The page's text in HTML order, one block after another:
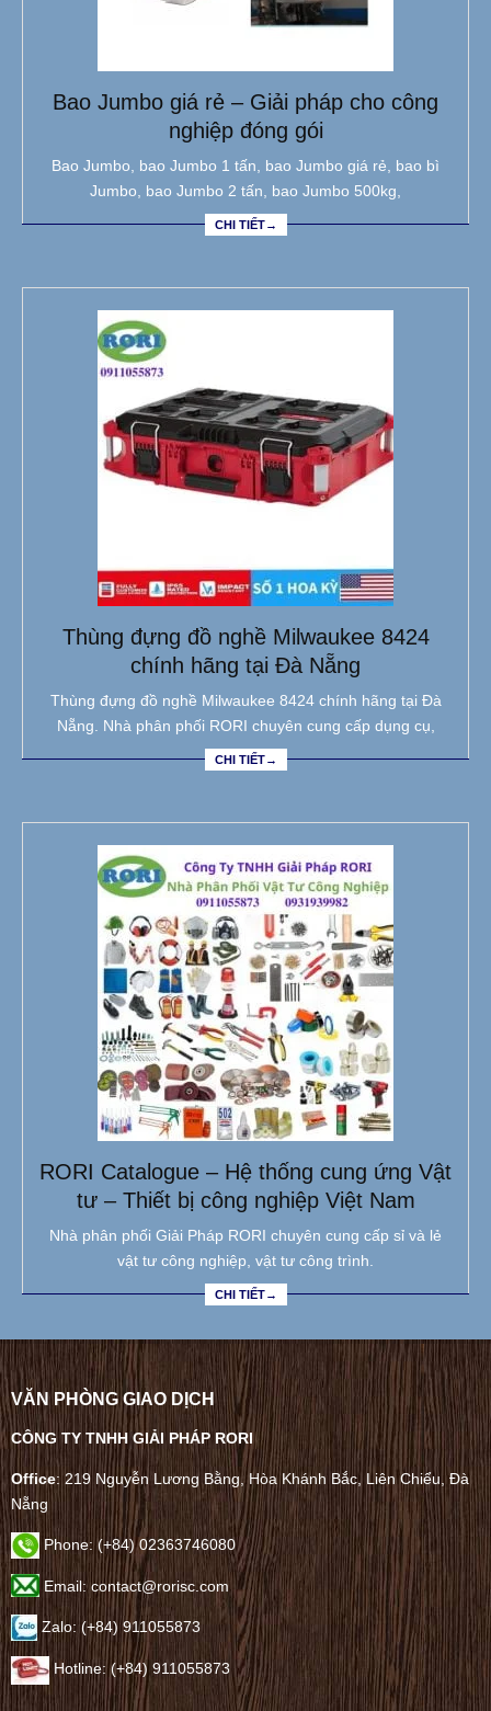
Bao Jumbo giá rẻ – Giải pháp cho công
nghiệp đóng gói
Bao Jumbo, bao Jumbo 1 tấn, bao Jumbo giá rẻ, bao bì
Jumbo, bao Jumbo 2 tấn, bao Jumbo 500kg,
CHI TIẾT→
Thùng đựng đồ nghề Milwaukee 8424
chính hãng tại Đà Nẵng
Thùng đựng đồ nghề Milwaukee 8424 chính hãng tại Đà
Nẵng. Nhà phân phối RORI chuyên cung cấp dụng cụ,
CHI TIẾT→
RORI Catalogue – Hệ thống cung ứng Vật
tư – Thiết bị công nghiệp Việt Nam
Nhà phân phối Giải Pháp RORI chuyên cung cấp sỉ và lẻ
vật tư công nghiệp, vật tư công trình.
CHI TIẾT→
VĂN PHÒNG GIAO DỊCH
CÔNG TY TNHH GIẢI PHÁP RORI
Office: 219 Nguyễn Lương Bằng, Hòa Khánh Bắc, Liên Chiểu, Đà
Nẵng
Phone:(+84) 02363746080
Email: contact@rorisc.com
Zalo: (+84) 911055873
Hotline: (+84) 911055873